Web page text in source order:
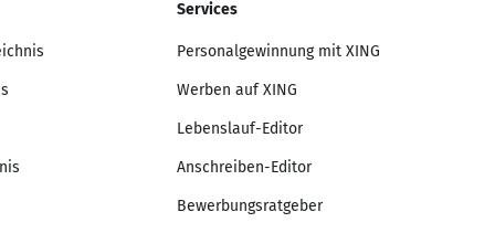
Services
Personalgewinnung mit XING
Werben auf XING
Lebenslauf-Editor
Anschreiben-Editor
Bewerbungsratgeber